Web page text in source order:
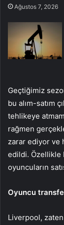
Ağustos 7, 2026
Geçtiğimiz
bu alım-satım
tehlikeye
rağmen
zarar ediyor ve
edildi. Özellikle
oyuncuların
Oyuncu
Liverpool,